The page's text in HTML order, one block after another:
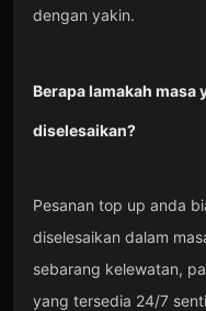
dengan yakin.
Berapa lamakah
diselesaikan?
Pesanan top up anda
diselesaikan dalam
sebarang kelewatan,
yang tersedia 24/7